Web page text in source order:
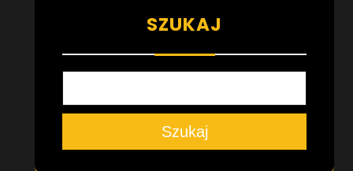
SZUKAJ
Szukaj